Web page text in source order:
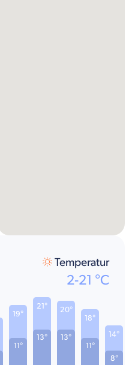
Temperatur
2-21 °C
11°
19°
13°
21°
13°
20°
11°
18°
8°
14°